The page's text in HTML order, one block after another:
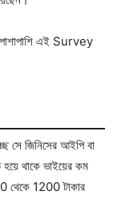
পাশাপাশি এই Survey
সে জিনিসের আইপি বা
থাকে ভাইয়ের কম
থেকে 1200 টাকার